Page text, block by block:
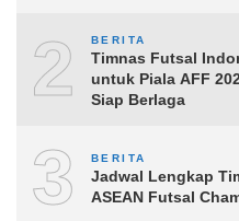
2 BERITA
Timnas Futsal
untuk Piala AFF
Siap Berlaga
3 BERITA
Jadwal Lengkap
ASEAN Futsal